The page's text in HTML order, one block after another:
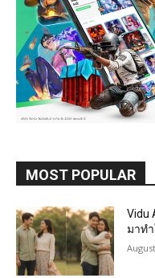
MOST POPULAR
Vidu
มาท